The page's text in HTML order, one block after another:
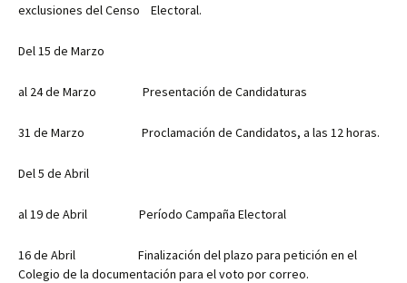
exclusiones del Censo Electoral.
Del 15 de Marzo
al 24 de Marzo Presentación de Candidaturas
31 de Marzo Proclamación de Candidatos, a las 12 horas.
Del 5 de Abril
al 19 de Abril Período Campaña Electoral
16 de Abril Finalización del plazo para petición en el
Colegio de la documentación para el voto por correo.